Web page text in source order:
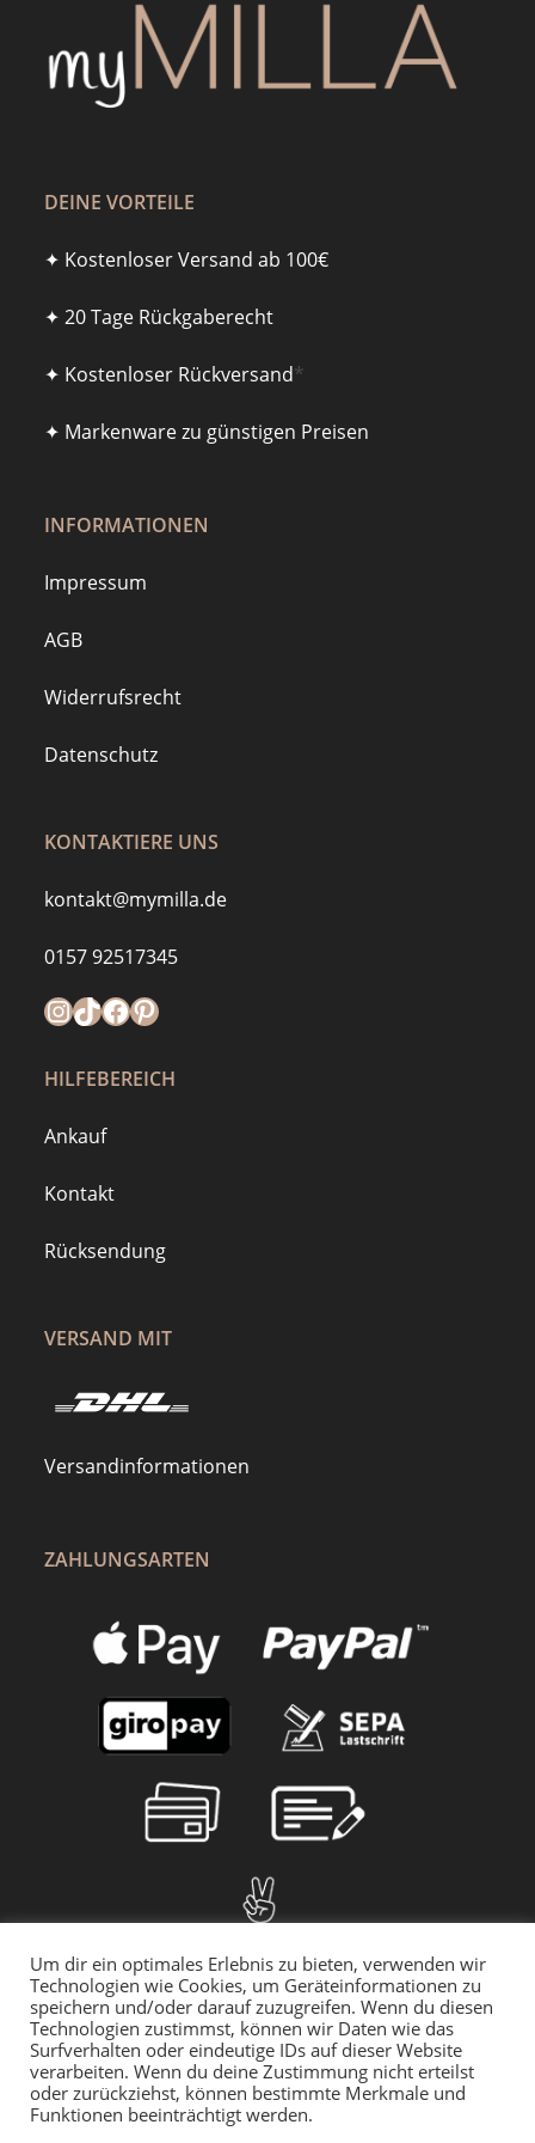
DEINE VORTEILE
✦ Kostenloser Versand ab 100€
✦ 20 Tage Rückgaberecht
✦ Kostenloser Rückversand*
✦ Markenware zu günstigen Preisen
INFORMATIONEN
Impressum
AGB
Widerrufsrecht
Datenschutz
KONTAKTIERE UNS
kontakt@mymilla.de
0157 92517345
Instagram
https://www.tiktok.com/@mymilla.de
Facebook
Pinterest
HILFEBEREICH
Ankauf
Kontakt
Rücksendung
VERSAND MIT
Versandinformationen
ZAHLUNGSARTEN
© 2025 myMILLA | Alle Preise inkl. der gesetzlichen MwSt. | *Gilt für
Um dir ein optimales Erlebnis zu bieten, verwenden wir
Technologien wie Cookies, um Geräteinformationen zu
speichern und/oder darauf zuzugreifen. Wenn du diesen
Technologien zustimmst, können wir Daten wie das
Surfverhalten oder eindeutige IDs auf dieser Website
verarbeiten. Wenn du deine Zustimmung nicht erteilst
oder zurückziehst, können bestimmte Merkmale und
Funktionen beeinträchtigt werden.